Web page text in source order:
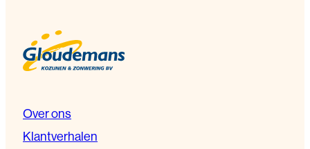
Over ons
Klantverhalen